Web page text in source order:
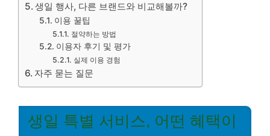
생일 행사, 다른 브랜드와 비교해볼까?
이용 꿀팁
절약하는 방법
이용자 후기 및 평가
실제 이용 경험
자주 묻는 질문
생일 특별 서비스, 어떤 혜택이